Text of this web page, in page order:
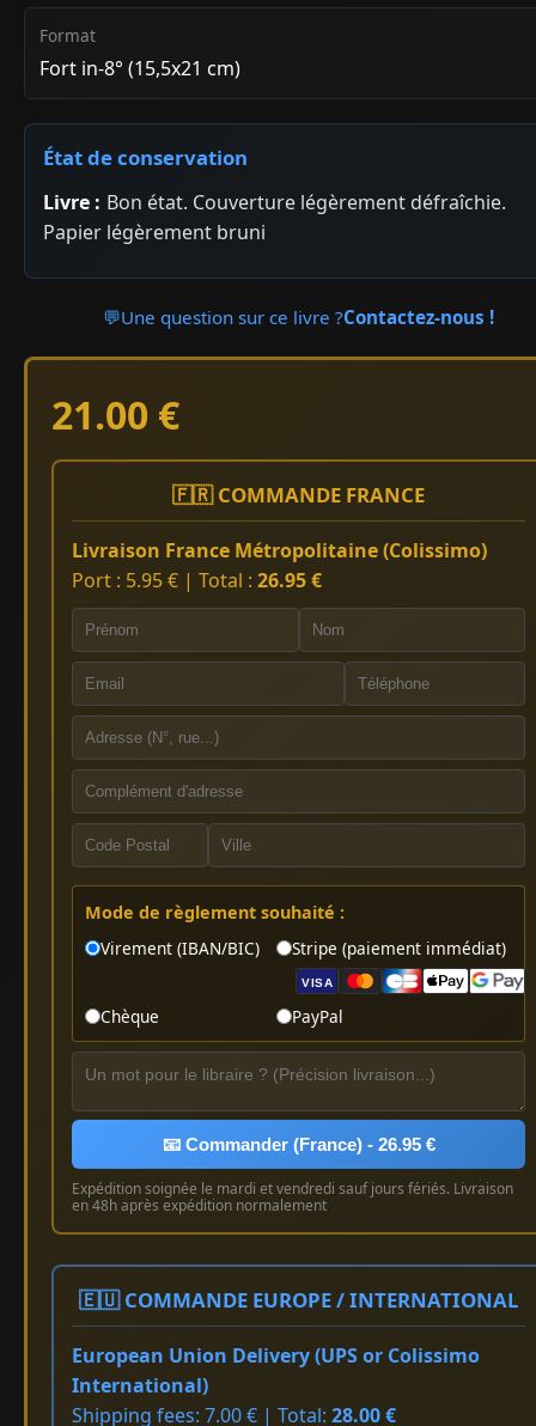
Format
Fort in-8° (15,5x21 cm)
État de conservation
Livre : Bon état. Couverture légèrement défraîchie.
Papier légèrement bruni
💬Une question sur ce livre ?Contactez-nous !
21.00 €
🇫🇷 COMMANDE FRANCE
Livraison France Métropolitaine (Colissimo)
Port : 5.95 € | Total : 26.95 €
Mode de règlement souhaité :
Virement (IBAN/BIC)
Stripe (paiement immédiat)
VISA
Chèque PayPal
📧 Commander (France) - 26.95 €
Expédition soignée le mardi et vendredi sauf jours fériés. Livraison
en 48h après expédition normalement
🇪🇺 COMMANDE EUROPE / INTERNATIONAL
European Union Delivery (UPS or Colissimo
International)
Shipping fees: 7.00 € | Total: 28.00 €